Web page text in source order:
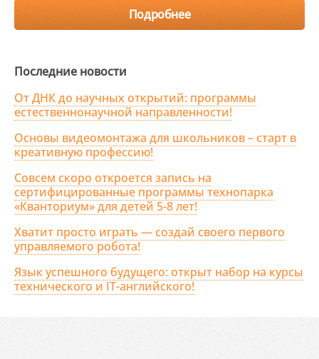
Подробнее
Последние новости
От ДНК до научных открытий: программы
естественнонаучной направленности!
Основы видеомонтажа для школьников – старт в
креативную профессию!
Совсем скоро откроется запись на
сертифицированные программы технопарка
«Кванториум» для детей 5-8 лет!
Хватит просто играть — создай своего первого
управляемого робота!
Язык успешного будущего: открыт набор на курсы
технического и IT-английского!